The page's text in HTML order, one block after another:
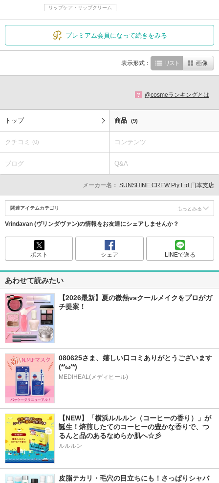
リップケア・リップクリーム
プレミアム会員になって続きをみる
表示形式： リスト 画像
? @cosmeランキングとは
トップ 商品 (9)
クチコミ (0) コンテンツ
ブログ Q&A
メーカー名： SUNSHINE CREW Pty Ltd 日本支店
関連アイテムカテゴリ もっとみる
Vrindavan (ヴリンダヴァン)の情報をお友達にシェアしませんか？
ポスト シェア LINEで送る
あわせて読みたい
【2026最新】夏の微熱vsクールメイクをプロがガ
チ提案！
080625さま、嬉しい口コミありがとうございます
(*'ω'*)
MEDIHEAL(メディヒール)
【NEW】「横浜ルルルン（コーヒーの香り）」が
誕生！焙煎したてのコーヒーの豊かな香りで、つ
るんと品のあるなめらか肌へ☆彡
ルルルン
皮脂テカリ・毛穴の目立ちにも！さっぱりシャバ